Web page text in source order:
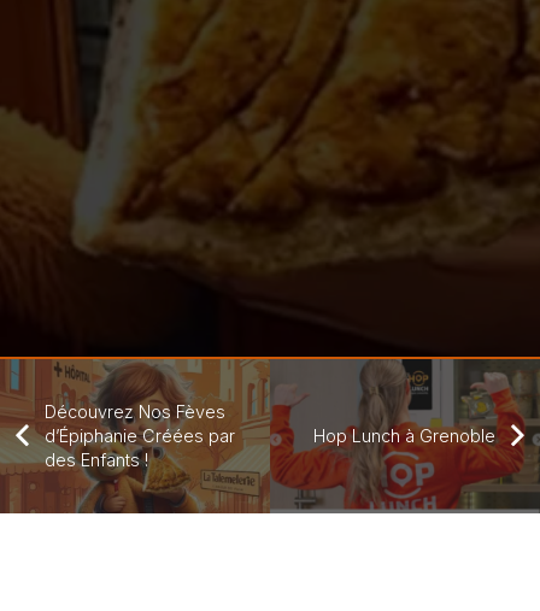
Découvrez Nos Fèves
d’Épiphanie Créées par
des Enfants !
Hop Lunch à Grenoble